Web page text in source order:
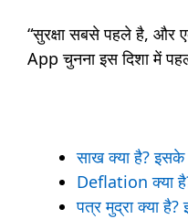
“सुरक्षा सबसे पहले है, और
App चुनना इस दिशा में
साख क्या है? इसके
Deflation क्या
पत्र मुद्रा क्या